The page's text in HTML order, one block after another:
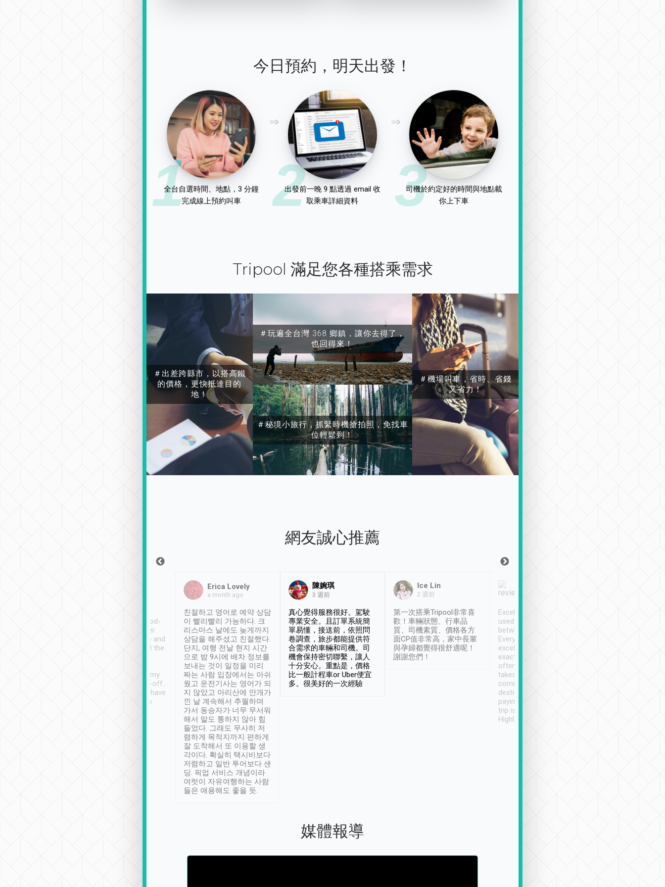
今日預約，明天出發！
1
全台自選時間、地點，3 分鐘
完成線上預約叫車
2
出發前一晚 9 點透過 email 收
取乘車詳細資料
3
司機於約定好的時間與地點載
你上下車
Tripool 滿足您各種搭乘需求
＃出差跨縣市，以搭高鐵
的價格，更快抵達目的
地！
＃玩遍全台灣 368 鄉鎮，讓你去得了，
也回得來！
＃秘境小旅行，抓緊時機搶拍照，免找車
位輕鬆到！
＃機場叫車，省時、省錢
又省力！
網友誠心推薦
service, vehicles in good-
condition and the driver
service was awesome and
thoughtful. Driver went the
have safely arrived at my
destination after drop-off.
Definitely something I have
not seen elsewhere 👍
Erica Lovely
a month ago
친절하고 영어로 예약 상담
이 빨리빨리 가능하다. 크
리스마스 날에도 늦게까지
상담을 해주셨고 친절했다.
단지, 여행 전날 현지 시간
으로 밤 9시에 배차 정보를
보내는 것이 일정을 미리
짜는 사람 입장에서는 아쉬
웠고 운전기사는 영어가 되
지 않았고 아리산에 안개가
낀 날 계속해서 추월하며
가서 동승자가 너무 무서워
해서 말도 통하지 않아 힘
들었다. 그래도 무사히 저
렴하게 목적지까지 편하게
잘 도착해서 또 이용할 생
각이다. 확실히 택시비보다
저렴하고 일반 투어보다 샌
딩. 픽업 서비스 개념이라
여럿이 자유여행하는 사람
들은 애용해도 좋을 듯.
陳婉琪
3 週前
真心覺得服務很好。駕駛
專業安全。且訂單系統簡
單易懂，接送前，依照問
卷調查，旅步都能提供符
合需求的車輛和司機。司
機會保持密切聯繫，讓人
十分安心。重點是，價格
比一般計程車or Uber便宜
多。很美好的一次經驗
Ice Lin
2 週前
第一次搭乘Tripool非常喜
歡！車輛狀態、行車品
質、司機素質、價格各方
面CP值非常高，家中長輩
與孕婦都覺得很舒適呢！
謝謝您們！
Excellent service. We have
used Tripool to travel
between cities in Taiwan.
Every driver has been
excellent and arrives
exactly on time. As there is
often limited English it
takes the difficulty out of
communicating the
destination details and
paying online prior to the
trip is very convenient.
Highly recommended
媒體報導